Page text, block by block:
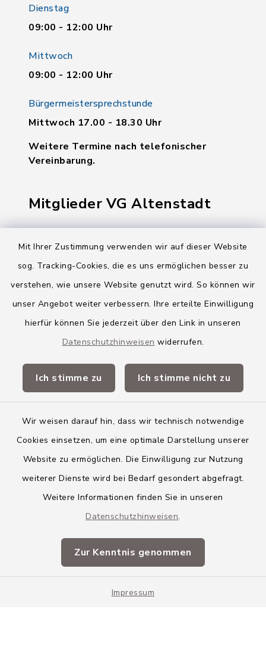
Mit Ihrer Zustimmung verwenden wir auf dieser Website
sog. Tracking-Cookies, die es uns ermöglichen besser zu
verstehen, wie unsere Website genutzt wird. So können wir
unser Angebot weiter verbessern. Ihre erteilte Einwilligung
hierfür können Sie jederzeit über den Link in unseren
Datenschutzhinweisen widerrufen.
Ich stimme zu Ich stimme nicht zu
Wir weisen darauf hin, dass wir technisch notwendige
Cookies einsetzen, um eine optimale Darstellung unserer
Website zu ermöglichen. Die Einwilligung zur Nutzung
weiterer Dienste wird bei Bedarf gesondert abgefragt.
Weitere Informationen finden Sie in unseren
Datenschutzhinweisen.
Zur Kenntnis genommen
Impressum
Dienstag
09:00 - 12:00 Uhr
Mittwoch
09:00 - 12:00 Uhr
Bürgermeistersprechstunde
Mittwoch 17.00 - 18.30 Uhr
Weitere Termine nach telefonischer
Vereinbarung.
Mitglieder VG Altenstadt
Markt Altenstadt
Gemeinde Osterberg
VG Altenstadt
Landkreis Neu-Ulm
Barrierefreiheit
Impressum
Sitemap